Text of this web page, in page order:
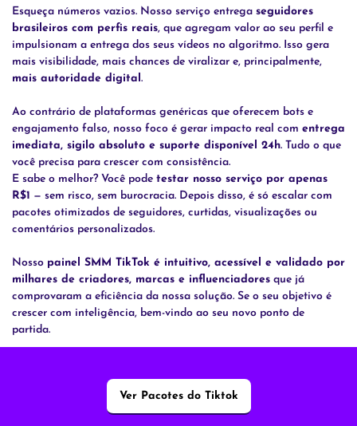
Esqueça números vazios. Nosso serviço entrega seguidores
brasileiros com perfis reais, que agregam valor ao seu perfil e
impulsionam a entrega dos seus vídeos no algoritmo. Isso gera
mais visibilidade, mais chances de viralizar e, principalmente,
mais autoridade digital.
Ao contrário de plataformas genéricas que oferecem bots e
engajamento falso, nosso foco é gerar impacto real com entrega
imediata, sigilo absoluto e suporte disponível 24h. Tudo o que
você precisa para crescer com consistência.
E sabe o melhor? Você pode testar nosso serviço por apenas
R$1 — sem risco, sem burocracia. Depois disso, é só escalar com
pacotes otimizados de seguidores, curtidas, visualizações ou
comentários personalizados.
Nosso painel SMM TikTok é intuitivo, acessível e validado por
milhares de criadores, marcas e influenciadores que já
comprovaram a eficiência da nossa solução. Se o seu objetivo é
crescer com inteligência, bem-vindo ao seu novo ponto de
partida.
Ver Pacotes do Tiktok